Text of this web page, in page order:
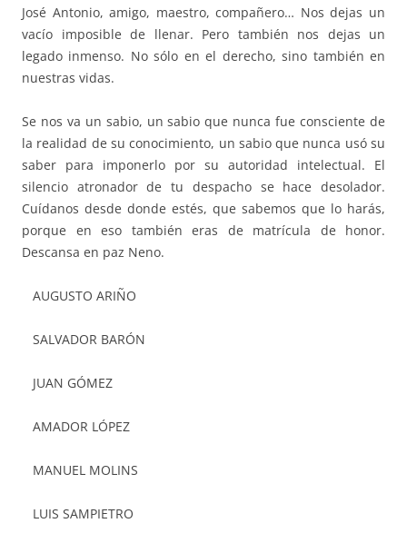
José Antonio, amigo, maestro, compañero… Nos dejas un
vacío imposible de llenar. Pero también nos dejas un
legado inmenso. No sólo en el derecho, sino también en
nuestras vidas.
Se nos va un sabio, un sabio que nunca fue consciente de
la realidad de su conocimiento, un sabio que nunca usó su
saber para imponerlo por su autoridad intelectual. El
silencio atronador de tu despacho se hace desolador.
Cuídanos desde donde estés, que sabemos que lo harás,
porque en eso también eras de matrícula de honor.
Descansa en paz Neno.
AUGUSTO ARIÑO
SALVADOR BARÓN
JUAN GÓMEZ
AMADOR LÓPEZ
MANUEL MOLINS
LUIS SAMPIETRO